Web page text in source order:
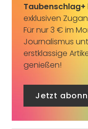
Taubenschlag+
exklusiven
Für nur 3 € im
Journalismus
erstklassige
genießen!
Jetzt